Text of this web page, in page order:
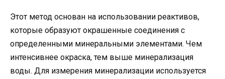
Этот метод основан на использовании реактивов,
которые образуют окрашенные соединения с
определенными минеральными элементами. Чем
интенсивнее окраска, тем выше минерализация
воды. Для измерения минерализации используется